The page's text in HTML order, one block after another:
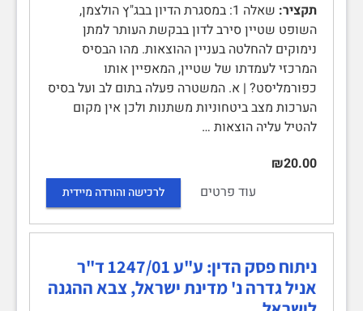
תקציר:
שאלה 1: במסגרת הדיון בבג"ץ הולצמן,
השופט שטיין סירב לדון בבקשת העותר למתן
נימוקים להחלטה בעניין ההוצאות. מהו הבסיס
המרכזי לעמדתו של שטיין, המאפיין אותו
כפורמליסט? | א. המשטרה פעלה בתום לב ועל בסיס
הערכות מצב ביטחוניות משתנות ולכן אין מקום
להטיל עליה הוצאות …
₪20.00
עוד פרטים
לרכישה והורדה מיידית
ניתוח פסק הדין: ע"ע 1247/01 ד"ר
אניל גדרה נ' מדינת ישראל, צבא ההגנה